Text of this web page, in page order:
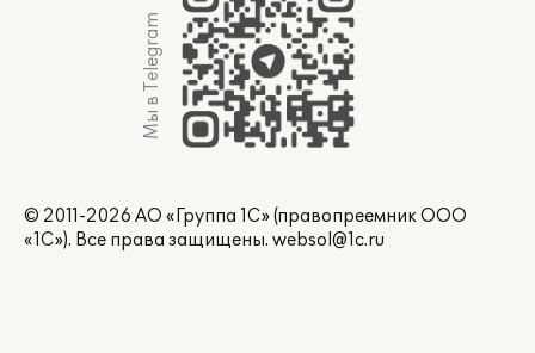
Мы в Telegram
© 2011-2026 АО «Группа 1С» (правопреемник ООО
«1С»). Все права защищены. websol@1c.ru